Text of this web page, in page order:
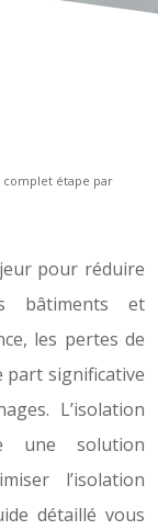
complet étape par
pour réduire
bâtiments et
les pertes de
significative
L’isolation
une solution
l’isolation
détaillé vous